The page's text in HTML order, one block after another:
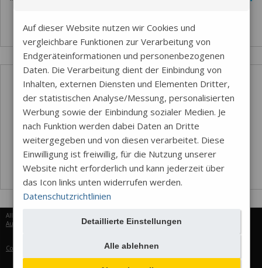
Alle Rechte vorbehalten © 2026
Aureus Services
Cookie-Einstellungen
Auf dieser Website nutzen wir Cookies und
vergleichbare Funktionen zur Verarbeitung von
Endgeräteinformationen und personenbezogenen
Daten. Die Verarbeitung dient der Einbindung von
Inhalten, externen Diensten und Elementen Dritter,
der statistischen Analyse/Messung, personalisierten
Werbung sowie der Einbindung sozialer Medien. Je
nach Funktion werden dabei Daten an Dritte
weitergegeben und von diesen verarbeitet. Diese
Einwilligung ist freiwillig, für die Nutzung unserer
Website nicht erforderlich und kann jederzeit über
das Icon links unten widerrufen werden.
Datenschutzrichtlinien
Detaillierte Einstellungen
Alle ablehnen